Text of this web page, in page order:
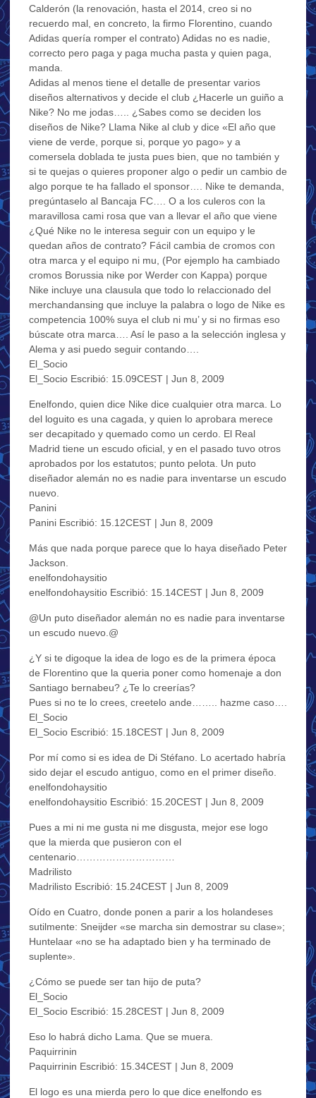
Calderón (la renovación, hasta el 2014, creo si no
recuerdo mal, en concreto, la firmo Florentino, cuando
Adidas quería romper el contrato) Adidas no es nadie,
correcto pero paga y paga mucha pasta y quien paga,
manda.
Adidas al menos tiene el detalle de presentar varios
diseños alternativos y decide el club ¿Hacerle un guiño a
Nike? No me jodas….. ¿Sabes como se deciden los
diseños de Nike? Llama Nike al club y dice «El año que
viene de verde, porque si, porque yo pago» y a
comersela doblada te justa pues bien, que no también y
si te quejas o quieres proponer algo o pedir un cambio de
algo porque te ha fallado el sponsor…. Nike te demanda,
pregúntaselo al Bancaja FC…. O a los culeros con la
maravillosa cami rosa que van a llevar el año que viene
¿Qué Nike no le interesa seguir con un equipo y le
quedan años de contrato? Fácil cambia de cromos con
otra marca y el equipo ni mu, (Por ejemplo ha cambiado
cromos Borussia nike por Werder con Kappa) porque
Nike incluye una clausula que todo lo relaccionado del
merchandansing que incluye la palabra o logo de Nike es
competencia 100% suya el club ni mu’ y si no firmas eso
búscate otra marca…. Así le paso a la selección inglesa y
Alema y asi puedo seguir contando….
El_Socio
El_Socio Escribió: 15.09CEST | Jun 8, 2009
Enelfondo, quien dice Nike dice cualquier otra marca. Lo
del loguito es una cagada, y quien lo aprobara merece
ser decapitado y quemado como un cerdo. El Real
Madrid tiene un escudo oficial, y en el pasado tuvo otros
aprobados por los estatutos; punto pelota. Un puto
diseñador alemán no es nadie para inventarse un escudo
nuevo.
Panini
Panini Escribió: 15.12CEST | Jun 8, 2009
Más que nada porque parece que lo haya diseñado Peter
Jackson.
enelfondohaysitio
enelfondohaysitio Escribió: 15.14CEST | Jun 8, 2009
@Un puto diseñador alemán no es nadie para inventarse
un escudo nuevo.@
¿Y si te digoque la idea de logo es de la primera época
de Florentino que la queria poner como homenaje a don
Santiago bernabeu? ¿Te lo creerías?
Pues si no te lo crees, creetelo ande…….. hazme caso….
El_Socio
El_Socio Escribió: 15.18CEST | Jun 8, 2009
Por mí como si es idea de Di Stéfano. Lo acertado habría
sido dejar el escudo antiguo, como en el primer diseño.
enelfondohaysitio
enelfondohaysitio Escribió: 15.20CEST | Jun 8, 2009
Pues a mi ni me gusta ni me disgusta, mejor ese logo
que la mierda que pusieron con el
centenario…………………………
Madrilisto
Madrilisto Escribió: 15.24CEST | Jun 8, 2009
Oído en Cuatro, donde ponen a parir a los holandeses
sutilmente: Sneijder «se marcha sin demostrar su clase»;
Huntelaar «no se ha adaptado bien y ha terminado de
suplente».
¿Cómo se puede ser tan hijo de puta?
El_Socio
El_Socio Escribió: 15.28CEST | Jun 8, 2009
Eso lo habrá dicho Lama. Que se muera.
Paquirrinin
Paquirrinin Escribió: 15.34CEST | Jun 8, 2009
El logo es una mierda pero lo que dice enelfondo es